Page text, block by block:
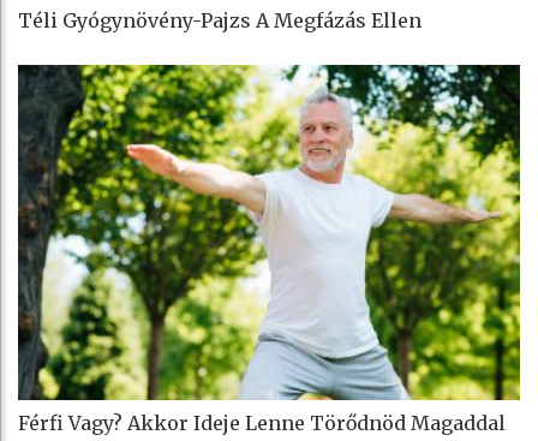
Téli Gyógynövény-Pajzs A Megfázás Ellen
Férfi Vagy? Akkor Ideje Lenne Törődnöd Magaddal